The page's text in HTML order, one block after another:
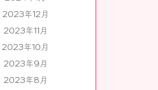
2023年12月
2023年11月
2023年10月
2023年9月
2023年8月